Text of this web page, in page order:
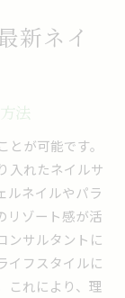
を楽しむ
ン比較術
活用ポイント
イル体験の魅
び方ガイド
すコツを伝授
る選択基準
新ネイ
法
が可能です。
入れたネイルサ
ルネイルやパラ
リゾート感が活
ンサルタントに
イフスタイルに
これにより、理